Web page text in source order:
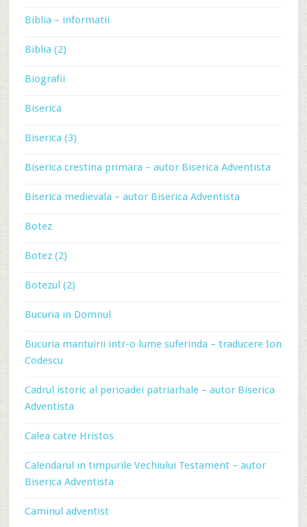
Biblia – informatii
Biblia (2)
Biografii
Biserica
Biserica (3)
Biserica crestina primara – autor Biserica Adventista
Biserica medievala – autor Biserica Adventista
Botez
Botez (2)
Botezul (2)
Bucuria in Domnul
Bucuria mantuirii intr-o lume suferinda – traducere Ion
Codescu
Cadrul istoric al perioadei patriarhale – autor Biserica
Adventista
Calea catre Hristos
Calendarul in timpurile Vechiului Testament – autor
Biserica Adventista
Caminul adventist